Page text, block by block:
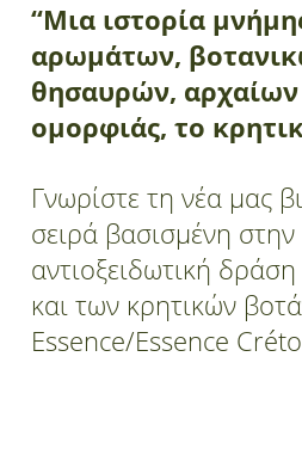
“Μια ιστορία
αρωμάτων,
θησαυρών,
ομορφιάς, το
Γνωρίστε τη νέα μας
σειρά βασισμένη στην
αντιοξειδωτική δράση
και των κρητικών
Essence/Essence